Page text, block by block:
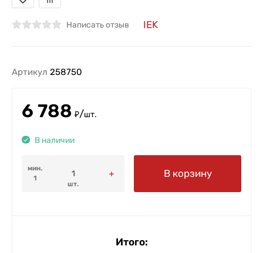
Написать отзыв IEK
Артикул 258750
6 788 ₽/шт.
В наличии
мин.
1
шт.
В корзину
Итого: